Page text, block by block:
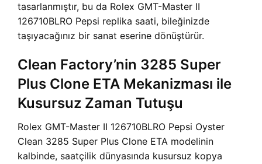
tasarlanmıştır, bu da Rolex GMT-Master II
126710BLRO Pepsi replika saati, bileğinizde
taşıyacağınız bir sanat eserine dönüştürür.
Clean Factory’nin 3285 Super
Plus Clone ETA Mekanizması ile
Kusursuz Zaman Tutuşu
Rolex GMT-Master II 126710BLRO Pepsi Oyster
Clean 3285 Super Plus Clone ETA modelinin
kalbinde, saatçilik dünyasında kusursuz kopya